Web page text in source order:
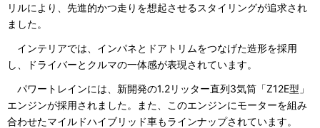
リルにより、先進的かつ走りを想起させるスタイリングが追求され
ました。
インテリアでは、インパネとドアトリムをつなげた造形を採用
し、ドライバーとクルマの一体感が表現されています。
パワートレインには、新開発の1.2リッター直列3気筒「Z12E型」
エンジンが採用されました。また、このエンジンにモーターを組み
合わせたマイルドハイブリッド車もラインナップされています。